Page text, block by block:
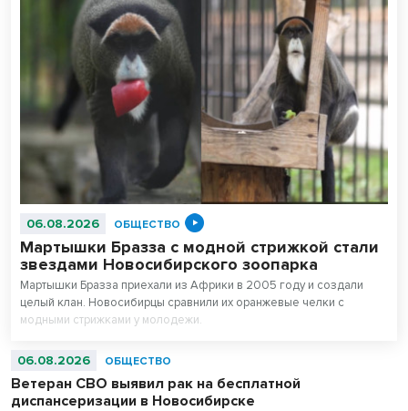
06.08.2026 ОБЩЕСТВО
Мартышки Бразза с модной стрижкой стали
звездами Новосибирского зоопарка
Мартышки Бразза приехали из Африки в 2005 году и создали
целый клан. Новосибирцы сравнили их оранжевые челки с
модными стрижками у молодежи.
06.08.2026 ОБЩЕСТВО
Ветеран СВО выявил рак на бесплатной
диспансеризации в Новосибирске